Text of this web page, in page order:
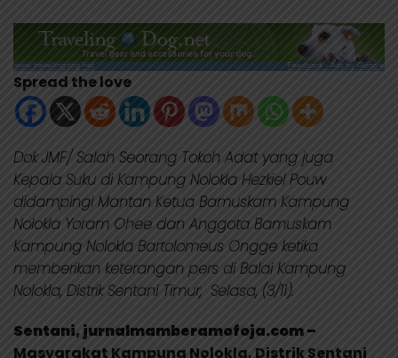
Spread the love
Dok JMF/ Salah Seorang Tokoh Adat yang juga
Kepala Suku di Kampung Nolokla Hezkiel Pouw
didampingi Mantan Ketua Bamuskam Kampung
Nolokla Yoram Ohee dan Anggota Bamuskam
Kampung Nolokla Bartolomeus Ongge ketika
memberikan keterangan pers di Balai Kampung
Nolokla, Distrik Sentani Timur, Selasa, (3/11).
Sentani, jurnalmamberamofoja.com –
Masyarakat Kampung Nolokla, Distrik Sentani